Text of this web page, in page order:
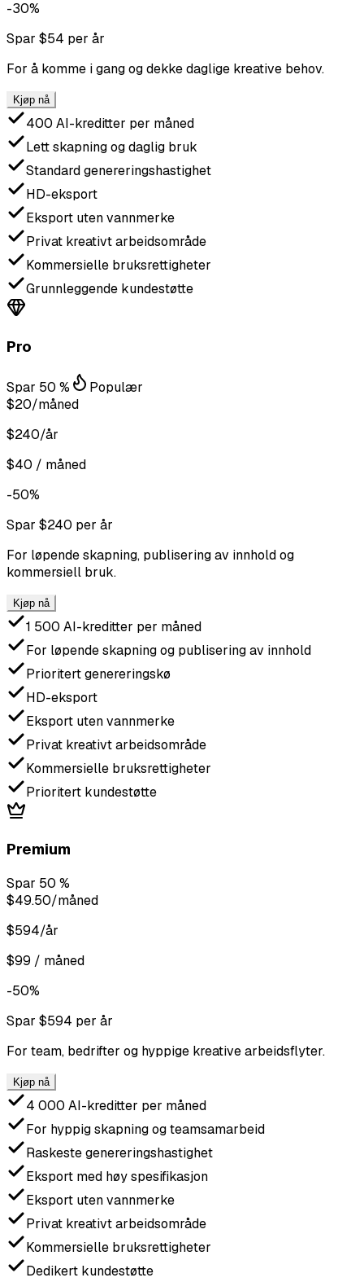
-30%
Spar $54 per år
For å komme i gang og dekke daglige kreative behov.
Kjøp nå
400 AI-kreditter per måned
Lett skapning og daglig bruk
Standard genereringshastighet
HD-eksport
Eksport uten vannmerke
Privat kreativt arbeidsområde
Kommersielle bruksrettigheter
Grunnleggende kundestøtte
Pro
Spar 50 %
Populær
$20/måned
$240/år
$40 / måned
-50%
Spar $240 per år
For løpende skapning, publisering av innhold og
kommersiell bruk.
Kjøp nå
1 500 AI-kreditter per måned
For løpende skapning og publisering av innhold
Prioritert genereringskø
HD-eksport
Eksport uten vannmerke
Privat kreativt arbeidsområde
Kommersielle bruksrettigheter
Prioritert kundestøtte
Premium
Spar 50 %
$49.50/måned
$594/år
$99 / måned
-50%
Spar $594 per år
For team, bedrifter og hyppige kreative arbeidsflyter.
Kjøp nå
4 000 AI-kreditter per måned
For hyppig skapning og teamsamarbeid
Raskeste genereringshastighet
Eksport med høy spesifikasjon
Eksport uten vannmerke
Privat kreativt arbeidsområde
Kommersielle bruksrettigheter
Dedikert kundestøtte